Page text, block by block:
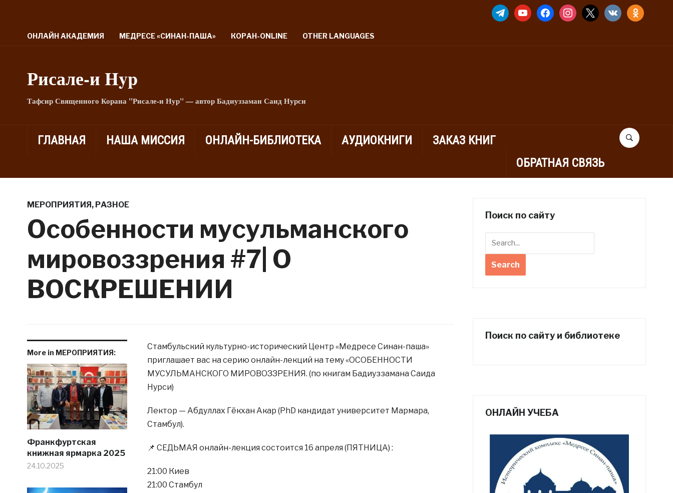
TELEGRAMYOUTUBEFACEBOOKINSTAGRAM
X VKONTAKTE
ОНЛАЙН АКАДЕМИЯ МЕДРЕСЕ «СИНАН-ПАША» КОРАН-ONLINE OTHER LANGUAGES
Рисале-и Hyp
Тафсир Священного Корана "Рисале-и Нур" — автор Бадиуззаман Саид Нурси
ГЛАВНАЯ НАША МИССИЯ ОНЛАЙН-БИБЛИОТЕКА АУДИОКНИГИ
ЗАКАЗ КНИГ
ОБРАТНАЯ СВЯЗЬ
МЕРОПРИЯТИЯ, РАЗНОЕ
Особенности мусульманского
мировоззрения #7| О
ВОСКРЕШЕНИИ
More in МЕРОПРИЯТИЯ:
Франкфуртская
книжная ярмарка 2025
24.10.2025
Стамбульский культурно-исторический Центр «Медресе Синан-паша»
приглашает вас на серию онлайн-лекций на тему «ОСОБЕННОСТИ
МУСУЛЬМАНСКОГО МИРОВОЗЗРЕНИЯ. (по книгам Бадиуззамана Саида
Нурси)
Лектор — Абдуллах Гёкхан Акар (PhD кандидат университет Мармара,
Стамбул).
📌 СЕДЬМАЯ онлайн-лекция состоится 16 апреля (ПЯТНИЦА) :
21:00 Киев
21:00 Стамбул
Поиск по сайту
Поиск по сайту и библиотеке
ОНЛАЙН УЧЕБА